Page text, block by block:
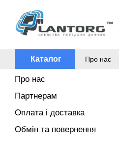
Каталог Про нас
Про нас
Партнерам
Оплата і доставка
Обмін та повернення